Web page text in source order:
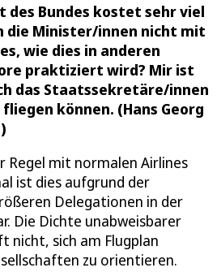
des Bundes kostet sehr viel
die Minister/innen nicht mit
wie dies in anderen
praktiziert wird? Mir ist
das Staatssekretäre/innen
fliegen können. (Hans Georg
Regel mit normalen Airlines
ist dies aufgrund der
Delegationen in der
Die Dichte unabweisbarer
nicht, sich am Flugplan
zu orientieren.